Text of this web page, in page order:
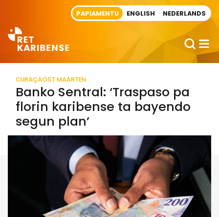
PAPIAMENTU ENGLISH NEDERLANDS
CURAÇAOST MAARTEN
Banko Sentral: ‘Traspaso pa
florin karibense ta bayendo
segun plan’